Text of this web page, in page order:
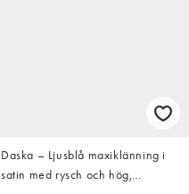
Daska – Ljusblå maxiklänning i
satin med rysch och hög,